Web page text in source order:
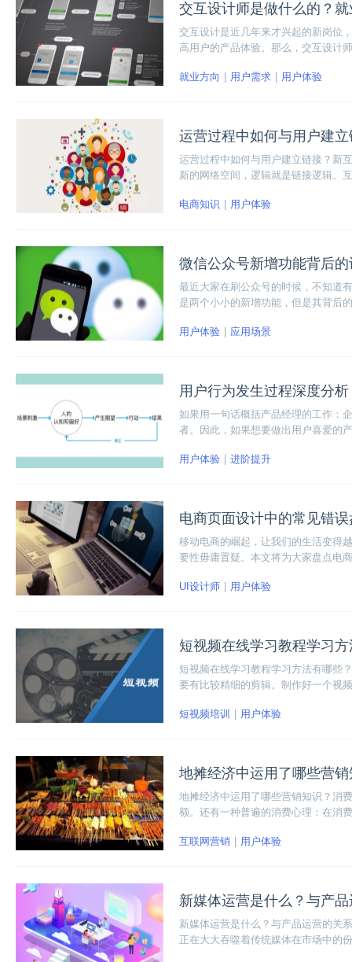
交互设计师是做什么的？
交互设计是近几年来才兴起的新岗位
高用户的产品体验。那么，交互设计
多个就业方向上发光发热。
就业方向 用户需求 用户体验
运营过程中如何与用户建
运营过程中如何与用户建立链接？新
新的网络空间，逻辑就是链接逻辑。
电商知识
用户体验
微信公众号新增功能背后
最近大家在刷公众号的时候，不知道
是两个小小的新增功能，但是其背后
用户体验
应用场景
用户行为发生过程深度分析
如果用一句话概括产品经理的工作：
者。因此，如果想要做出用户喜爱的
用户体验
进阶提升
电商页面设计中的常见错
移动电商的崛起，让我们的生活变得
要性毋庸置疑。本文将为大家盘点电
UI设计师
用户体验
短视频在线学习教程学习方
短视频在线学习教程学习方法有哪些
要有比较精细的剪辑。制作好一个视
短视频培训
用户体验
地摊经济中运用了哪些营
地摊经济中运用了哪些营销知识？消
额。还有一种普遍的消费心理：在消
互联网营销 用户体验
新媒体运营是什么？与产
新媒体运营是什么？与产品运营的关
正在大大吞噬着传统媒体在市场中的